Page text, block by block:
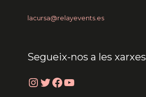
lacursa@relayevents.es
Segueix-nos a les xarxes
Instagram
Twitter
Facebook
YouTube